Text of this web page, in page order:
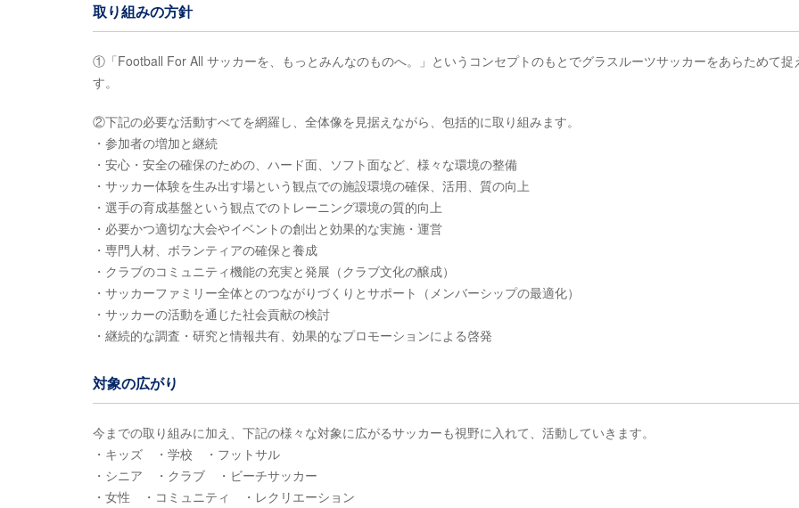
取り組みの方針
①「Football For All サッカーを、もっとみんなのものへ。」というコンセプトのもとでグラスルーツサッカーをあらためて捉
す。
②下記の必要な活動すべてを網羅し、全体像を見据えながら、包括的に取り組みます。
・参加者の増加と継続
・安心・安全の確保のための、ハード面、ソフト面など、様々な環境の整備
・サッカー体験を生み出す場という観点での施設環境の確保、活用、質の向上
・選手の育成基盤という観点でのトレーニング環境の質的向上
・必要かつ適切な大会やイベントの創出と効果的な実施・運営
・専門人材、ボランティアの確保と養成
・クラブのコミュニティ機能の充実と発展（クラブ文化の醸成）
・サッカーファミリー全体とのつながりづくりとサポート（メンバーシップの最適化）
・サッカーの活動を通じた社会貢献の検討
・継続的な調査・研究と情報共有、効果的なプロモーションによる啓発
対象の広がり
今までの取り組みに加え、下記の様々な対象に広がるサッカーも視野に入れて、活動していきます。
・キッズ ・学校 ・フットサル
・シニア ・クラブ ・ビーチサッカー
・女性 ・コミュニティ ・レクリエーション